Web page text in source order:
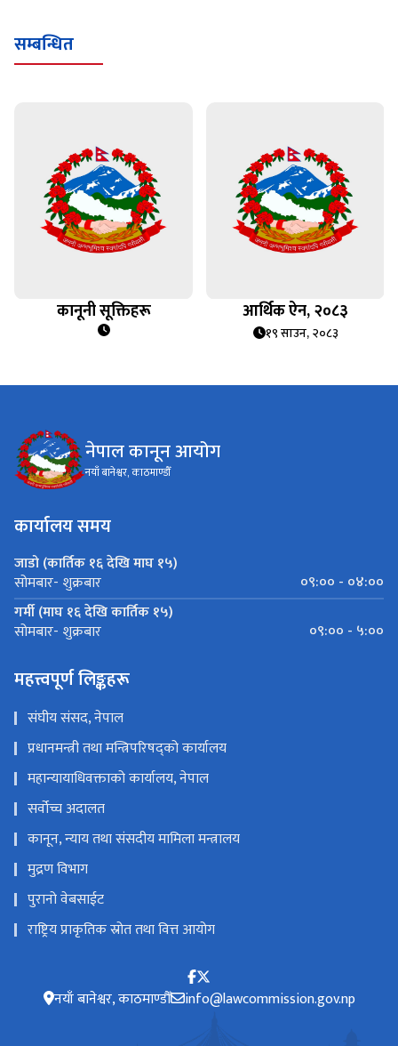
सम्बन्धित
कानूनी सूक्तिहरू आर्थिक ऐन, २०८३
१९ साउन, २०८३
नेपाल कानून आयोग
नयाँ बानेश्वर, काठमाण्डौँ
कार्यालय समय
जाडो (कार्तिक १६ देखि माघ १५)
सोमबार- शुक्रबार
०९:०० - ०४:००
गर्मी (माघ १६ देखि कार्तिक १५)
सोमबार- शुक्रबार ०९:०० - ५:००
महत्त्वपूर्ण लिङ्कहरू
संघीय संसद, नेपाल
प्रधानमन्त्री तथा मन्त्रिपरिषद्को कार्यालय
महान्यायाधिवक्ताको कार्यालय, नेपाल
सर्वोच्च अदालत
कानून, न्याय तथा संसदीय मामिला मन्त्रालय
मुद्रण विभाग
पुरानो वेबसाईट
राष्ट्रिय प्राकृतिक स्रोत तथा वित्त आयोग
नयाँ बानेश्वर, काठमाण्डौँ info@lawcommission.gov.np